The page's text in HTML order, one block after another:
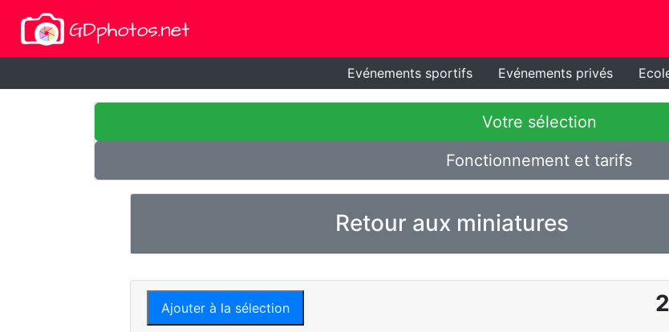
Evénements sportifs Evénements privés
Votre sélection
Fonctionnement et tarifs
Retour aux miniatures
Ajouter à la sélection